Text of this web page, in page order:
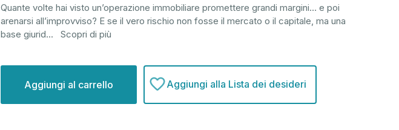
Quante volte hai visto un’operazione immobiliare promettere grandi margini… e poi
arenarsi all’improvviso? E se il vero rischio non fosse il mercato o il capitale, ma una
base giurid... Scopri di più
attuale:
Aggiungi alla Lista dei desideri